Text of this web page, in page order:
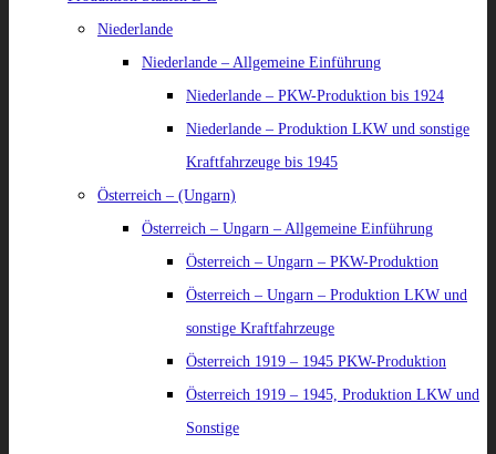
Niederlande
Niederlande – Allgemeine Einführung
Niederlande – PKW-Produktion bis 1924
Niederlande – Produktion LKW und sonstige
Kraftfahrzeuge bis 1945
Österreich – (Ungarn)
Österreich – Ungarn – Allgemeine Einführung
Österreich – Ungarn – PKW-Produktion
Österreich – Ungarn – Produktion LKW und
sonstige Kraftfahrzeuge
Österreich 1919 – 1945 PKW-Produktion
Österreich 1919 – 1945, Produktion LKW und
Sonstige